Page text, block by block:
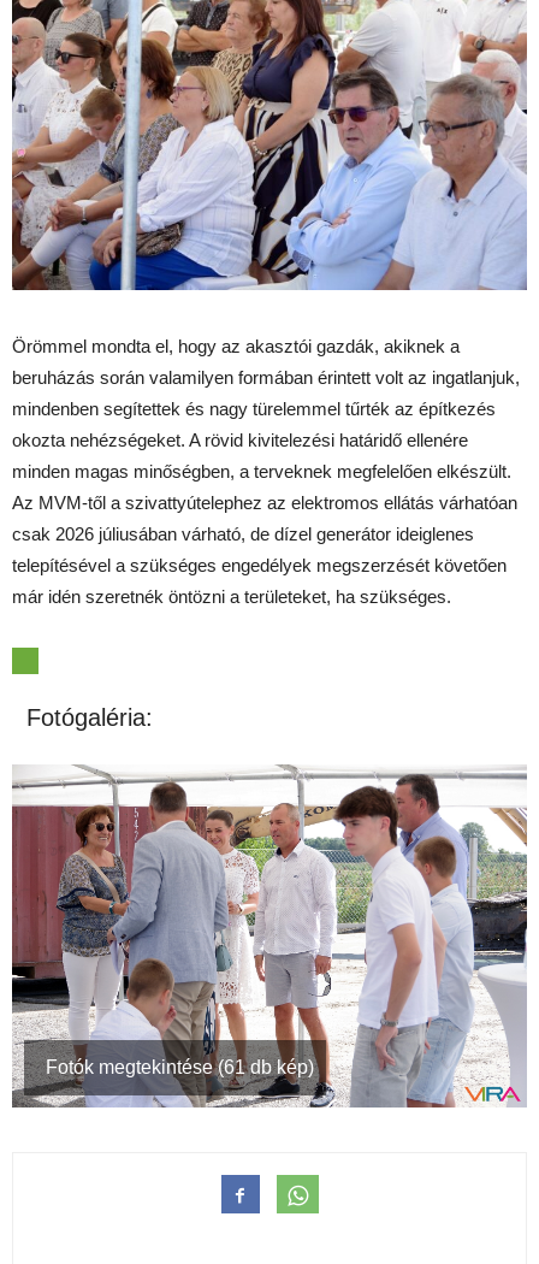
Örömmel mondta el, hogy az akasztói gazdák, akiknek a
beruházás során valamilyen formában érintett volt az ingatlanjuk,
mindenben segítettek és nagy türelemmel tűrték az építkezés
okozta nehézségeket. A rövid kivitelezési határidő ellenére
minden magas minőségben, a terveknek megfelelően elkészült.
Az MVM-től a szivattyútelephez az elektromos ellátás várhatóan
csak 2026 júliusában várható, de dízel generátor ideiglenes
telepítésével a szükséges engedélyek megszerzését követően
már idén szeretnék öntözni a területeket, ha szükséges.
Fotógaléria:
Fotók megtekintése (61 db kép)